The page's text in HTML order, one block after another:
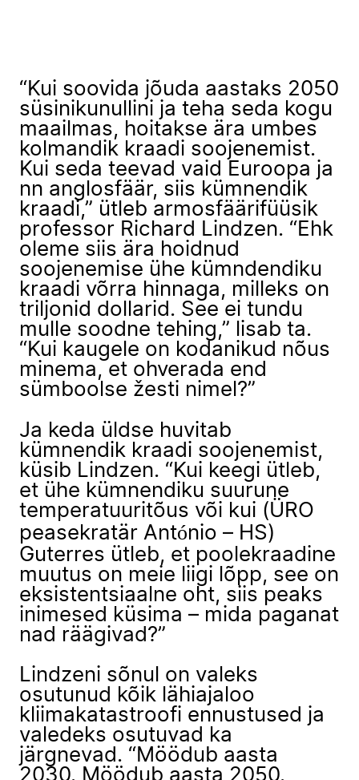
“Kui soovida jõuda aastaks 2050
süsinikunullini ja teha seda kogu
maailmas, hoitakse ära umbes
kolmandik kraadi soojenemist.
Kui seda teevad vaid Euroopa ja
nn anglosfäär, siis kümnendik
kraadi,” ütleb armosfäärifüüsik
professor Richard Lindzen. “Ehk
oleme siis ära hoidnud
soojenemise ühe kümndendiku
kraadi võrra hinnaga, milleks on
triljonid dollarid. See ei tundu
mulle soodne tehing,” lisab ta.
“Kui kaugele on kodanikud nõus
minema, et ohverada end
sümboolse žesti nimel?”
Ja keda üldse huvitab
kümnendik kraadi soojenemist,
küsib Lindzen. “Kui keegi ütleb,
et ühe kümnendiku suurune
temperatuuritõus või kui (ÜRO
peasekratär António – HS)
Guterres ütleb, et poolekraadine
muutus on meie liigi lõpp, see on
eksistentsiaalne oht, siis peaks
inimesed küsima – mida paganat
nad räägivad?”
Lindzeni sõnul on valeks
osutunud kõik lähiajaloo
kliimakatastroofi ennustused ja
valedeks osutuvad ka
järgnevad. “Möödub aasta
2030. Möödub aasta 2050.